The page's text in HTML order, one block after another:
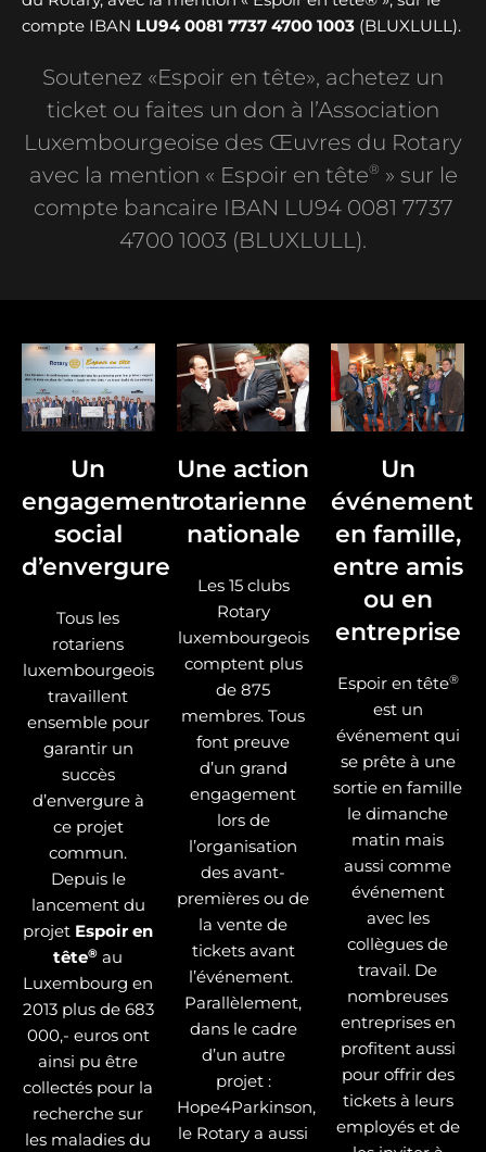
compte IBAN LU94 0081 7737 4700 1003 (BLUXLULL).
Soutenez «Espoir en tête», achetez un
ticket ou faites un don à l’Association
Luxembourgeoise des Œuvres du Rotary
avec la mention « Espoir en tête® » sur le
compte bancaire IBAN LU94 0081 7737
4700 1003 (BLUXLULL).
Un
engagement
social
d’envergure
Tous les
rotariens
luxembourgeois
travaillent
ensemble pour
garantir un
succès
d’envergure à
ce projet
commun.
Depuis le
lancement du
projet Espoir en
tête® au
Luxembourg en
2013 plus de 683
000,- euros ont
ainsi pu être
collectés pour la
recherche sur
les maladies du
Une action
rotarienne
nationale
Les 15 clubs
Rotary
luxembourgeois
comptent plus
de 875
membres. Tous
font preuve
d’un grand
engagement
lors de
l’organisation
des avant-
premières ou de
la vente de
tickets avant
l’événement.
Parallèlement,
dans le cadre
d’un autre
projet :
Hope4Parkinson,
le Rotary a aussi
Un
événement
en famille,
entre amis
ou en
entreprise
Espoir en tête®
est un
événement qui
se prête à une
sortie en famille
le dimanche
matin mais
aussi comme
événement
avec les
collègues de
travail. De
nombreuses
entreprises en
profitent aussi
pour offrir des
tickets à leurs
employés et de